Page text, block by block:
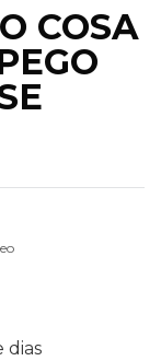
COSA
dias